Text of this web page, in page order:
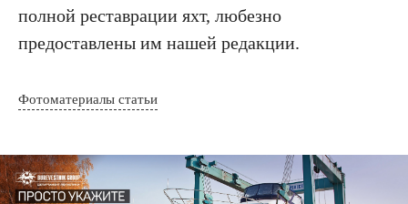
полной реставрации яхт, любезно
предоставлены им нашей редакции.
Фотоматериалы статьи